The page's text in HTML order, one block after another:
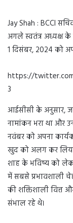
Jay Shah : BCCI
अगले स्वतंत्र अध्यक्ष के
1 दिसंबर, 2024 को
https://
3
आईसीसी के अनुसार,
नामांकन भरा था और
नवंबर को अपना
खुद को अलग कर
शाह के भविष्य को
में सबसे प्रभावशाली
की शक्तिशाली वित्त
संभाल रहे थे।